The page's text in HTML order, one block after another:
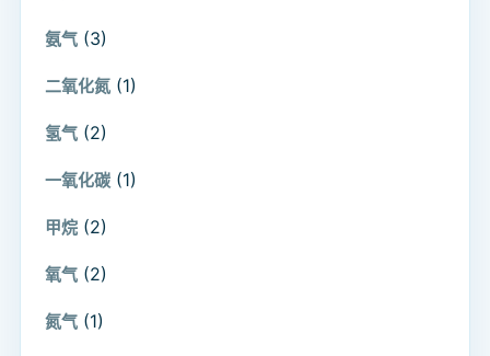
氨气 (3)
二氧化氮 (1)
氢气 (2)
一氧化碳 (1)
甲烷 (2)
氧气 (2)
氮气 (1)